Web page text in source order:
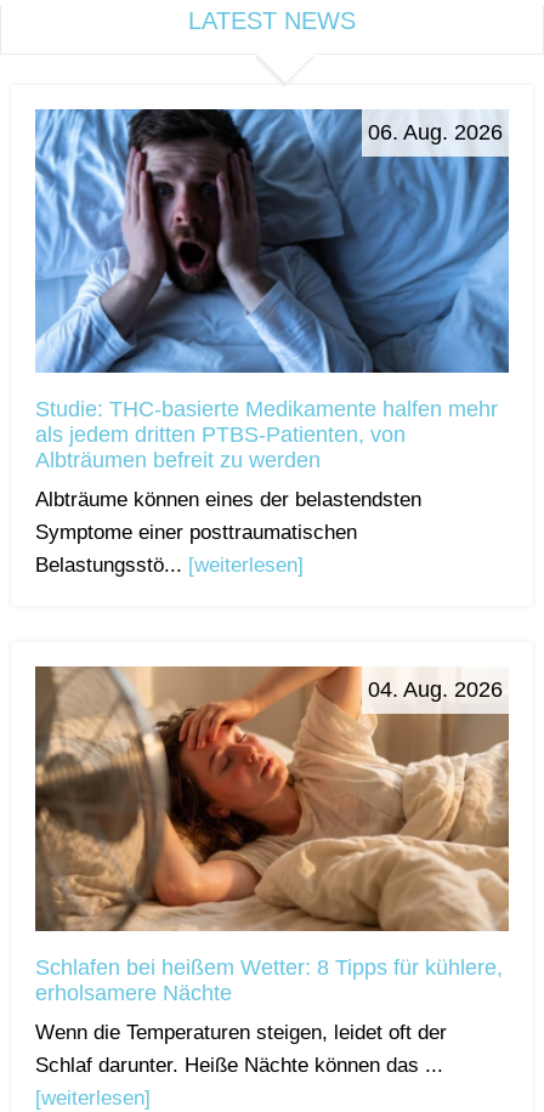
LATEST NEWS
06. Aug. 2026
Studie: THC-basierte Medikamente halfen mehr
als jedem dritten PTBS-Patienten, von
Albträumen befreit zu werden
Albträume können eines der belastendsten
Symptome einer posttraumatischen
Belastungsstö... [weiterlesen]
04. Aug. 2026
Schlafen bei heißem Wetter: 8 Tipps für kühlere,
erholsamere Nächte
Wenn die Temperaturen steigen, leidet oft der
Schlaf darunter. Heiße Nächte können das ...
[weiterlesen]